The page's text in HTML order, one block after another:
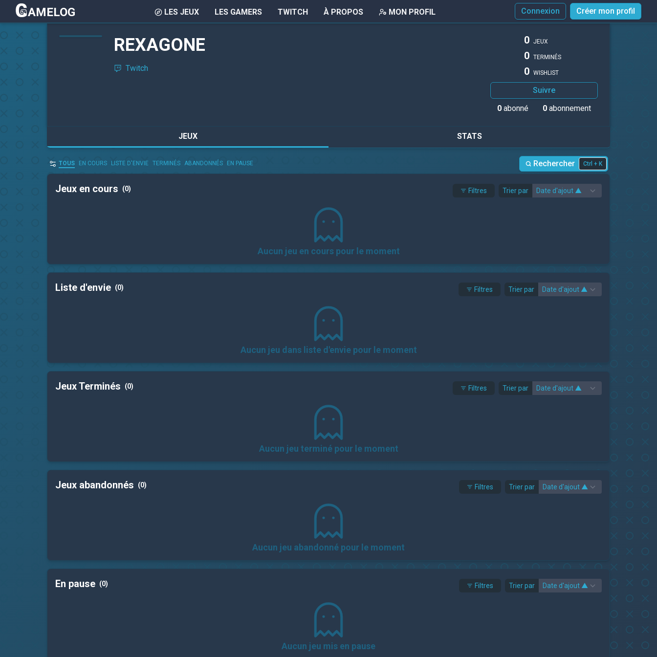
AMELOG LES JEUX LES GAMERS TWITCH À PROPOS MON PROFIL Connexion Créer mon profil
REXAGONE
Twitch
0 JEUX
0 TERMINÉS
0 WISHLIST
Suivre
0abonné 0abonnement
JEUX STATS
TOUS EN COURS LISTE D'ENVIE TERMINÉS ABANDONNÉS EN PAUSE Rechercher Ctrl + K
Jeux en cours (0) Filtres Trier par
Aucun jeu en cours pour le moment
Liste d'envie (0) Filtres Trier par
Aucun jeu dans liste d'envie pour le moment
Jeux Terminés (0) Filtres Trier par
Aucun jeu terminé pour le moment
Jeux abandonnés (0) Filtres Trier par
Aucun jeu abandonné pour le moment
En pause (0) Filtres Trier par
Aucun jeu mis en pause